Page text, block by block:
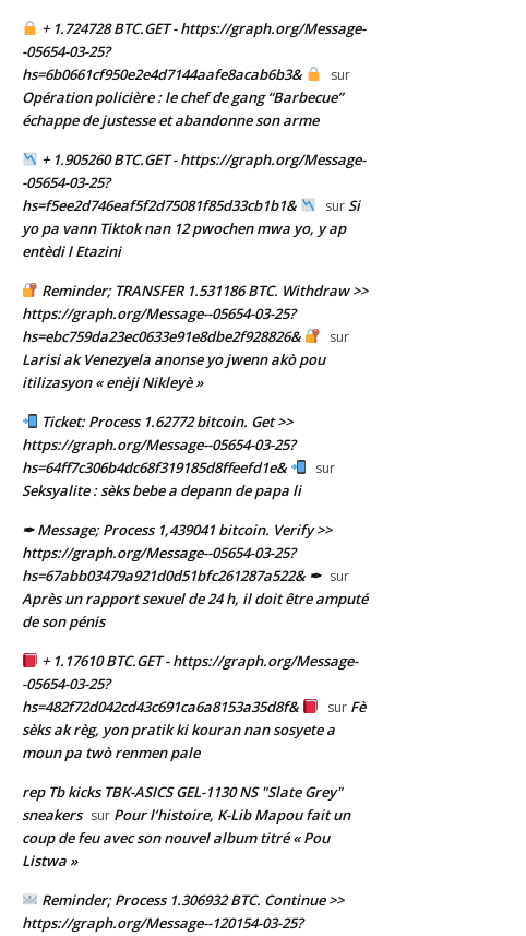
+ 1.724728 BTC.GET - https://graph.org/Message-
-05654-03-25?
hs=6b0661cf950e2e4d7144aafe8acab6b3&
sur
Opération policière : le chef de gang “Barbecue”
échappe de justesse et abandonne son arme
+ 1.905260 BTC.GET - https://graph.org/Message-
-05654-03-25?
hs=f5ee2d746eaf5f2d75081f85d33cb1b1&
surSi
yo pa vann Tiktok nan 12 pwochen mwa yo, y ap
entèdi l Etazini
Reminder; TRANSFER 1.531186 BTC. Withdraw >>
https://graph.org/Message--05654-03-25?
hs=ebc759da23ec0633e91e8dbe2f928826&
sur
Larisi ak Venezyela anonse yo jwenn akò pou
itilizasyon « enèji Nikleyè »
Ticket: Process 1.62772 bitcoin. Get >>
https://graph.org/Message--05654-03-25?
hs=64ff7c306b4dc68f319185d8ffeefd1e&
sur
Seksyalite : sèks bebe a depann de papa li
✒ Message; Process 1,439041 bitcoin. Verify >>
https://graph.org/Message--05654-03-25?
hs=67abb03479a921d0d51bfc261287a522& ✒ sur
Après un rapport sexuel de 24 h, il doit être amputé
de son pénis
+ 1.17610 BTC.GET - https://graph.org/Message-
-05654-03-25?
hs=482f72d042cd43c691ca6a8153a35d8f&
sur Fè
sèks ak règ, yon pratik ki kouran nan sosyete a
moun pa twò renmen pale
rep Tb kicks TBK-ASICS GEL-1130 NS "Slate Grey"
sneakers sur Pour l’histoire, K-Lib Mapou fait un
coup de feu avec son nouvel album titré « Pou
Listwa »
Reminder; Process 1.306932 BTC. Continue >>
https://graph.org/Message--120154-03-25?